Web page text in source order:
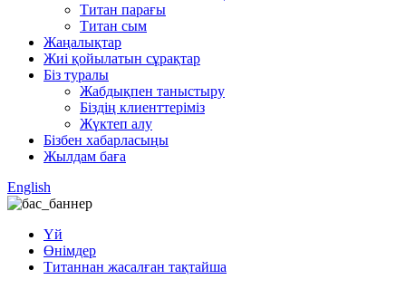
Титан парағы
Титан сым
Жаңалықтар
Жиі қойылатын сұрақтар
Біз туралы
Жабдықпен таныстыру
Біздің клиенттеріміз
Жүктеп алу
Бізбен хабарласыңы
Жылдам баға
English
Үй
Өнімдер
Титаннан жасалған тақтайша